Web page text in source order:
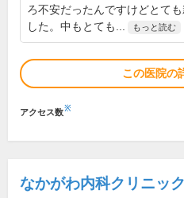
ろ不安だったんですけどとて
した。中もとても...
もっと読む
この医院の
アクセス数※
なかがわ内科クリニック